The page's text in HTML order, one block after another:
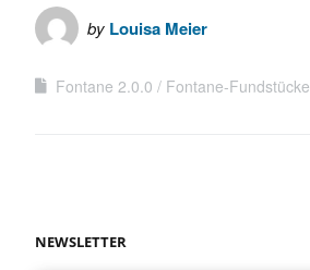
by Louisa Meier
Fontane 2.0.0 Fontane-Fundstücke
NEWSLETTER